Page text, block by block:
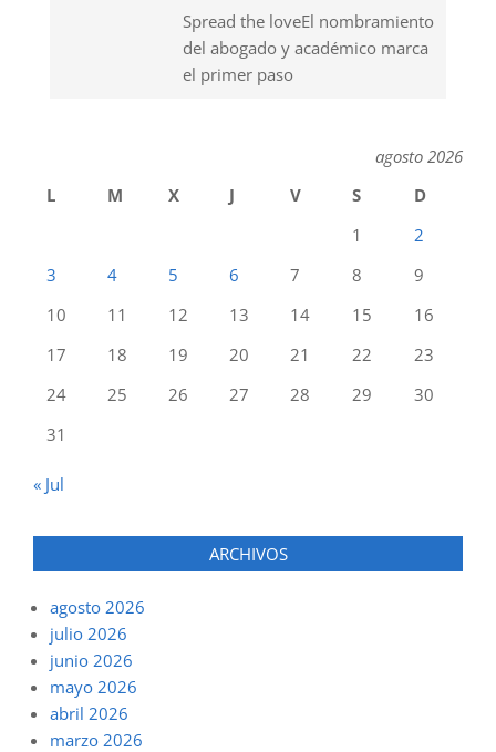
Spread the loveEl nombramiento
del abogado y académico marca
el primer paso
agosto 2026
L
M X J V S
D
1
2
3
4 5 6 7 8
9
10
11 12 13 14 15
16
17
18 19 20 21 22
23
24
25 26 27 28 29
30
31
« Jul
ARCHIVOS
agosto 2026
julio 2026
junio 2026
mayo 2026
abril 2026
marzo 2026